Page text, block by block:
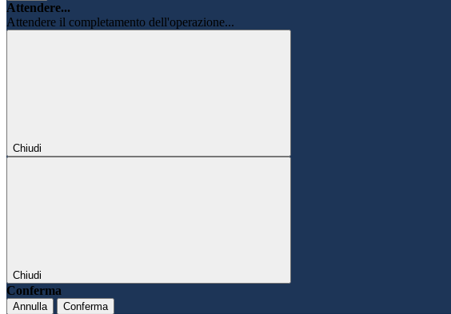
Attendere...
Attendere il completamento dell'operazione...
Chiudi
Chiudi
Conferma
Annulla Conferma